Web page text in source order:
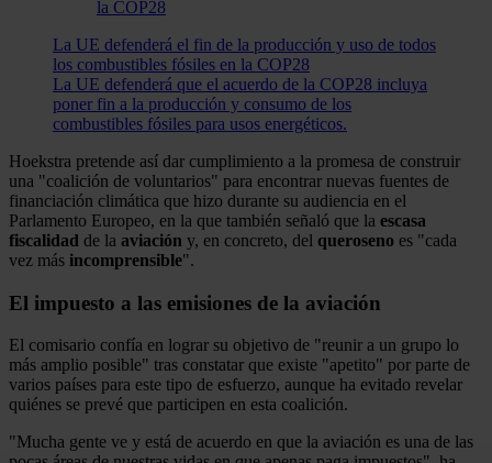
La UE defenderá el fin de la producción y uso de todos
los combustibles fósiles en la COP28
La UE defenderá que el acuerdo de la COP28 incluya
poner fin a la producción y consumo de los
combustibles fósiles para usos energéticos.
Hoekstra pretende así dar cumplimiento a la promesa de construir
una "coalición de voluntarios" para encontrar nuevas fuentes de
financiación climática que hizo durante su audiencia en el
Parlamento Europeo, en la que también señaló que la escasa
fiscalidad de la aviación y, en concreto, del queroseno es "cada
vez más incomprensible".
El impuesto a las emisiones de la aviación
El comisario confía en lograr su objetivo de "reunir a un grupo lo
más amplio posible" tras constatar que existe "apetito" por parte de
varios países para este tipo de esfuerzo, aunque ha evitado revelar
quiénes se prevé que participen en esta coalición.
"Mucha gente ve y está de acuerdo en que la aviación es una de las